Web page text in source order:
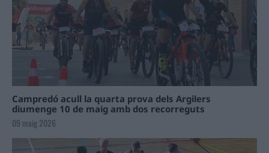
Campredó acull la quarta prova dels Argilers
diumenge 10 de maig amb dos recorreguts
09 maig 2026